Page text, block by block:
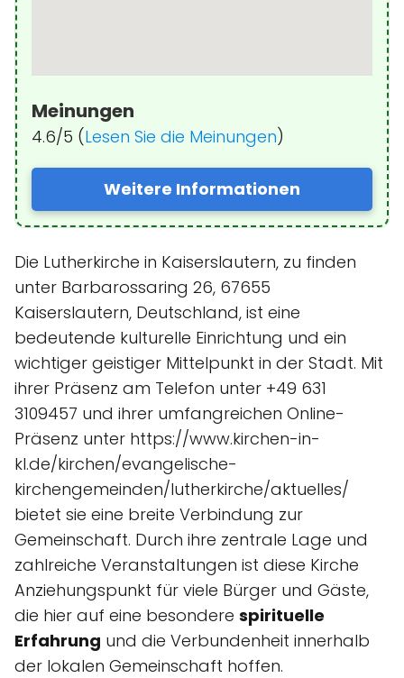
Meinungen
4.6/5 (Lesen Sie die Meinungen)
Weitere Informationen
Die Lutherkirche in Kaiserslautern, zu finden
unter Barbarossaring 26, 67655
Kaiserslautern, Deutschland, ist eine
bedeutende kulturelle Einrichtung und ein
wichtiger geistiger Mittelpunkt in der Stadt. Mit
ihrer Präsenz am Telefon unter +49 631
3109457 und ihrer umfangreichen Online-
Präsenz unter https://www.kirchen-in-
kl.de/kirchen/evangelische-
kirchengemeinden/lutherkirche/aktuelles/
bietet sie eine breite Verbindung zur
Gemeinschaft. Durch ihre zentrale Lage und
zahlreiche Veranstaltungen ist diese Kirche
Anziehungspunkt für viele Bürger und Gäste,
die hier auf eine besondere spirituelle
Erfahrung und die Verbundenheit innerhalb
der lokalen Gemeinschaft hoffen.